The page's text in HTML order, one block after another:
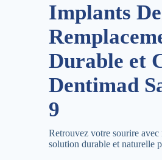
Implants
Durable et
Dentimad
9
Retrouvez votre sourire
solution durable et naturelle